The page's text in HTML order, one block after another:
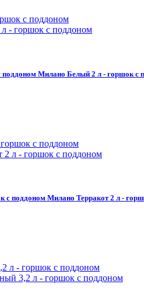
поддоном Милано Белый 2 л - горшок с
с поддоном Милано Терракот 2 л -